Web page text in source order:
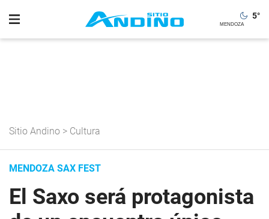
5°
Sitio Andino > Cultura
MENDOZA SAX FEST
El Saxo será protagonista